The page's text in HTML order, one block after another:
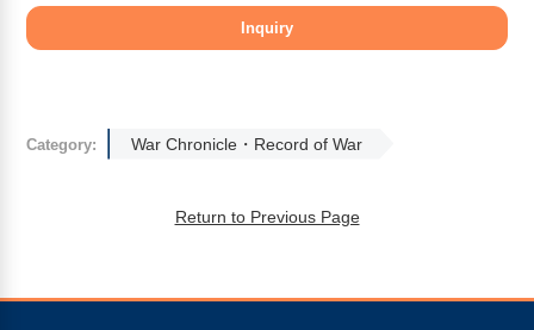
Category: War Chronicle・Record of War
Return to Previous Page